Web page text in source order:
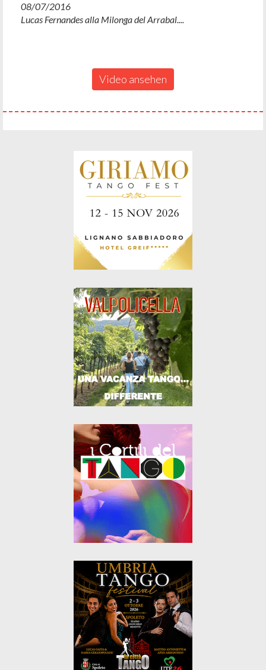
08/07/2016
Lucas Fernandes alla Milonga del Arrabal....
Video ansehen